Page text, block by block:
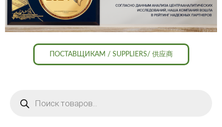
ПОСТАВЩИКАМ / SUPPLIERS/ 供应商
товаров